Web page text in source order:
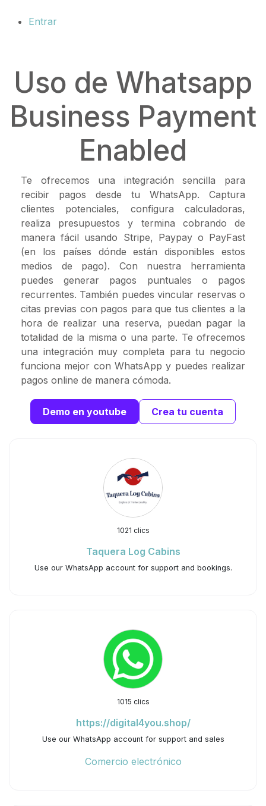
Entrar
Uso de Whatsapp
Business Payment
Enabled
Te ofrecemos una integración sencilla para
recibir pagos desde tu WhatsApp. Captura
clientes potenciales, configura calculadoras,
realiza presupuestos y termina cobrando de
manera fácil usando Stripe, Paypay o PayFast
(en los países dónde están disponibles estos
medios de pago). Con nuestra herramienta
puedes generar pagos puntuales o pagos
recurrentes. También puedes vincular reservas o
citas previas con pagos para que tus clientes a la
hora de realizar una reserva, puedan pagar la
totalidad de la misma o una parte. Te ofrecemos
una integración muy completa para tu negocio
funciona mejor con WhatsApp y puedes realizar
pagos online de manera cómoda.
Demo en youtube Crea tu cuenta
1021 clics
Taquera Log Cabins
Use our WhatsApp account for support and bookings.
1015 clics
https://digital4you.shop/
Use our WhatsApp account for support and sales
Comercio electrónico